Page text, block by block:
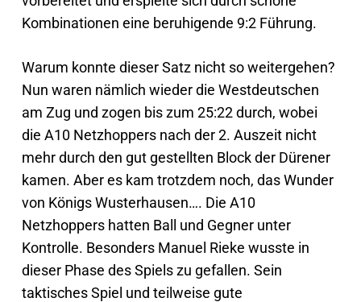
Kombinationen eine beruhigende 9:2 Führung.
Warum konnte dieser Satz nicht so weitergehen?
Nun waren nämlich wieder die Westdeutschen
am Zug und zogen bis zum 25:22 durch, wobei
die A10 Netzhoppers nach der 2. Auszeit nicht
mehr durch den gut gestellten Block der Dürener
kamen. Aber es kam trotzdem noch, das Wunder
von Königs Wusterhausen…. Die A10
Netzhoppers hatten Ball und Gegner unter
Kontrolle. Besonders Manuel Rieke wusste in
dieser Phase des Spiels zu gefallen. Sein
taktisches Spiel und teilweise gute